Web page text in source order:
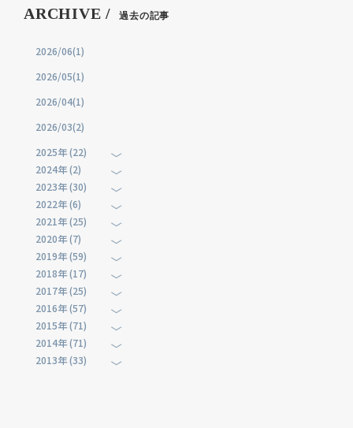
ARCHIVE / 過去の記事
2026/06(1)
2026/05(1)
2026/04(1)
2026/03(2)
2025年 (22)
2024年 (2)
2023年 (30)
2022年 (6)
2021年 (25)
2020年 (7)
2019年 (59)
2018年 (17)
2017年 (25)
2016年 (57)
2015年 (71)
2014年 (71)
2013年 (33)